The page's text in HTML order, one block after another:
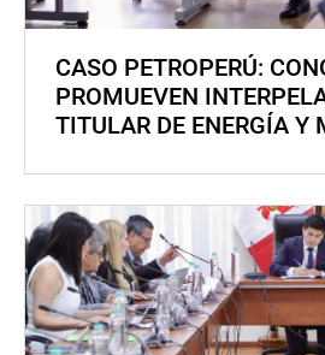
CASO PETROPERÚ:
PROMUEVEN
TITULAR DE ENERGÍA Y